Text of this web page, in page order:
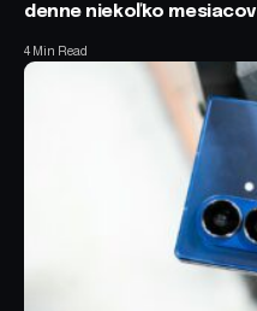
denne niekoľko mesiacov
4 Min Read